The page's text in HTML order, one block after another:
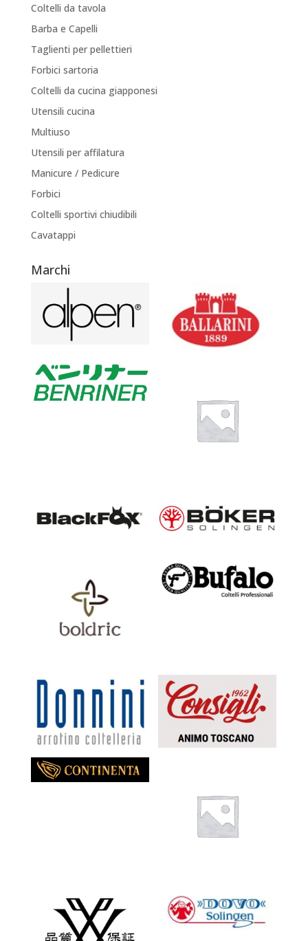
Coltelli da tavola
Barba e Capelli
Taglienti per pellettieri
Forbici sartoria
Coltelli da cucina giapponesi
Utensili cucina
Multiuso
Utensili per affilatura
Manicure / Pedicure
Forbici
Coltelli sportivi chiudibili
Cavatappi
Marchi